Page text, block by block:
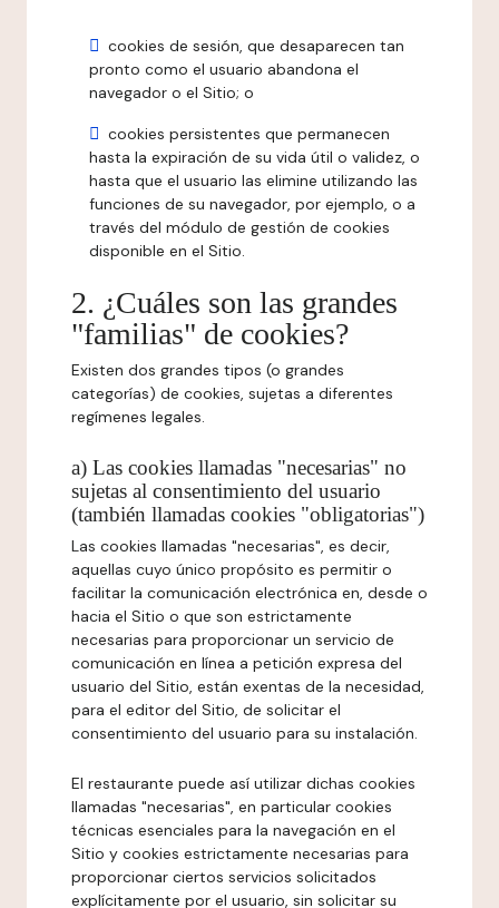
cookies de sesión, que desaparecen tan
pronto como el usuario abandona el
navegador o el Sitio; o
cookies persistentes que permanecen
hasta la expiración de su vida útil o validez, o
hasta que el usuario las elimine utilizando las
funciones de su navegador, por ejemplo, o a
través del módulo de gestión de cookies
disponible en el Sitio.
2. ¿Cuáles son las grandes
"familias" de cookies?
Existen dos grandes tipos (o grandes
categorías) de cookies, sujetas a diferentes
regímenes legales.
a) Las cookies llamadas "necesarias" no
sujetas al consentimiento del usuario
(también llamadas cookies "obligatorias")
Las cookies llamadas "necesarias", es decir,
aquellas cuyo único propósito es permitir o
facilitar la comunicación electrónica en, desde o
hacia el Sitio o que son estrictamente
necesarias para proporcionar un servicio de
comunicación en línea a petición expresa del
usuario del Sitio, están exentas de la necesidad,
para el editor del Sitio, de solicitar el
consentimiento del usuario para su instalación.
El restaurante puede así utilizar dichas cookies
llamadas "necesarias", en particular cookies
técnicas esenciales para la navegación en el
Sitio y cookies estrictamente necesarias para
proporcionar ciertos servicios solicitados
explícitamente por el usuario, sin solicitar su